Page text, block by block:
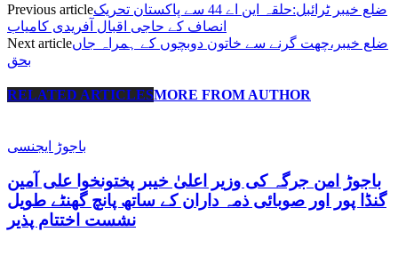
Previous articleضلع خیبر ٹرائبل:حلقہ این اے 44 سے پاکستان تحریک
انصاف کے حاجی اقبال آفریدی کامیاب
Next articleضلع خیبر،چھت گرنے سے خاتون دوبچوں کے ہمراہ جاں
بحق
RELATED ARTICLESMORE FROM AUTHOR
باجوڑ ایجنسی
باجوڑ امن جرگہ کی وزیر اعلیٰ خیبر پختونخوا علی آمین
گنڈا پور اور صوبائی ذمہ داران کے ساتھ پانچ گھنٹے طویل
نشست اختتام پذیر